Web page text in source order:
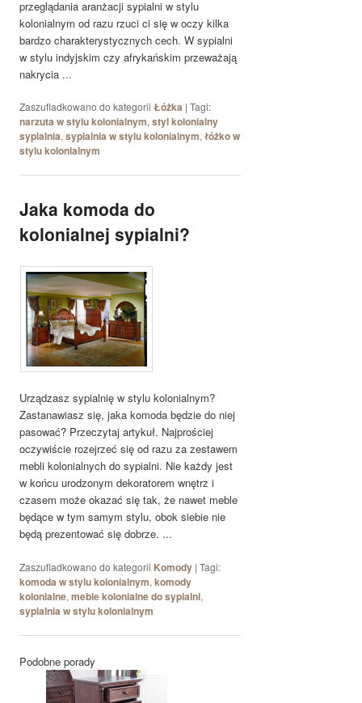
przeglądania aranżacji sypialni w stylu
kolonialnym od razu rzuci ci się w oczy kilka
bardzo charakterystycznych cech. W sypialni
w stylu indyjskim czy afrykańskim przeważają
nakrycia ...
Zaszufladkowano do kategorii Łóżka |Tagi:
narzuta w stylu kolonialnym,styl kolonialny
sypialnia,sypialnia w stylu kolonialnym,łóżko w
stylu kolonialnym
Jaka komoda do
kolonialnej sypialni?
Urządzasz sypialnię w stylu kolonialnym?
Zastanawiasz się, jaka komoda będzie do niej
pasować? Przeczytaj artykuł. Najprościej
oczywiście rozejrzeć się od razu za zestawem
mebli kolonialnych do sypialni. Nie każdy jest
w końcu urodzonym dekoratorem wnętrz i
czasem może okazać się tak, że nawet meble
będące w tym samym stylu, obok siebie nie
będą prezentować się dobrze. ...
Zaszufladkowano do kategorii Komody |Tagi:
komoda w stylu kolonialnym,komody
kolonialne,meble kolonialne do sypialni,
sypialnia w stylu kolonialnym
Podobne porady